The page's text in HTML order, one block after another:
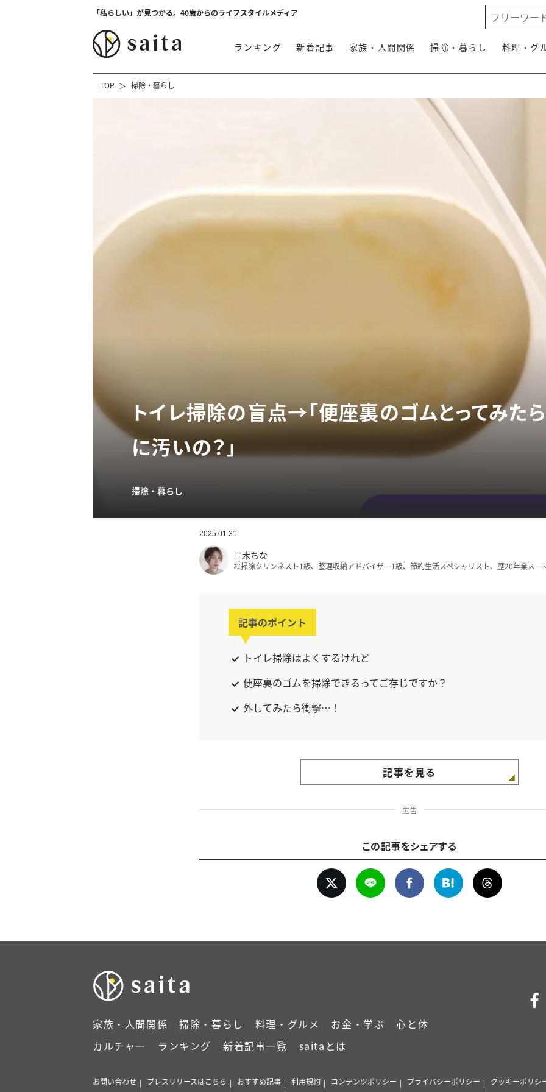
「私らしい」が見つかる。40歳からのライフスタイルメディア
ランキング 新着記事 家族・人間関係 掃除・暮らし 料理・グ
TOP 掃除・暮らし
トイレ掃除の盲点→「便座裏のゴムとってみた
に汚いの？」
掃除・暮らし
2025.01.31
三木ちな
お掃除クリンネスト1級、整理収納アドバイザー1級、節約生活スペシャリスト、歴20年業スー
記事のポイント
トイレ掃除はよくするけれど
便座裏のゴムを掃除できるってご存じですか？
外してみたら衝撃…！
記事を見る
広告
この記事をシェアする
家族・人間関係 掃除・暮らし 料理・グルメ お金・学ぶ
心と体
カルチャー
ランキング 新着記事一覧 saitaとは
お問い合わせ プレスリリースはこちら おすすめ記事 利用規約 コンテンツポリシー プライバシーポリシー クッキーポリシ